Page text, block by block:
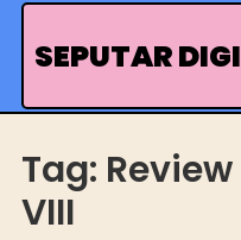
Skip
SEPUTAR
Tag:
VIII